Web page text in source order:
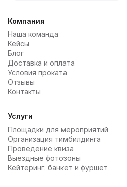
Компания
Наша команда
Кейсы
Блог
Доставка и оплата
Условия проката
Отзывы
Контакты
Услуги
Площадки для мероприятий
Организация тимбилдинга
Проведение квиза
Выездные фотозоны
Кейтеринг: банкет и фуршет